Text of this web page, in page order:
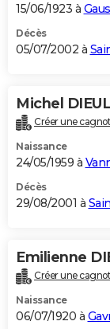
15/06/1923 à
Décès
05/07/2002 à
Michel
Créer une
Naissance
24/05/1959 à
Décès
29/08/2001 à
Emilienne
Créer une
Naissance
06/07/1920 à